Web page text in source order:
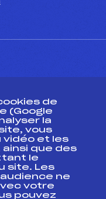
de
(Google
la
vous
vidéo et les
que des
le
site. Les
ne
votre
pouvez